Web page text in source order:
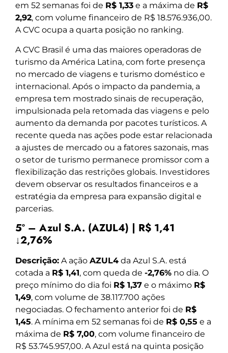
em 52 semanas foi de R$ 1,33 e a máxima de R$
2,92, com volume financeiro de R$ 18.576.936,00.
A CVC ocupa a quarta posição no ranking.
A CVC Brasil é uma das maiores operadoras de
turismo da América Latina, com forte presença
no mercado de viagens e turismo doméstico e
internacional. Após o impacto da pandemia, a
empresa tem mostrado sinais de recuperação,
impulsionada pela retomada das viagens e pelo
aumento da demanda por pacotes turísticos. A
recente queda nas ações pode estar relacionada
a ajustes de mercado ou a fatores sazonais, mas
o setor de turismo permanece promissor com a
flexibilização das restrições globais. Investidores
devem observar os resultados financeiros e a
estratégia da empresa para expansão digital e
parcerias.
5º – Azul S.A. (AZUL4) | R$ 1,41
↓2,76%
Descrição: A ação AZUL4 da Azul S.A. está
cotada a R$ 1,41, com queda de -2,76% no dia. O
preço mínimo do dia foi R$ 1,37 e o máximo R$
1,49, com volume de 38.117.700 ações
negociadas. O fechamento anterior foi de R$
1,45. A mínima em 52 semanas foi de R$ 0,55 e a
máxima de R$ 7,00, com volume financeiro de
R$ 53.745.957,00. A Azul está na quinta posição